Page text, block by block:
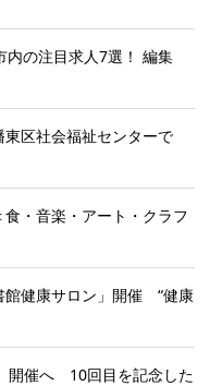
内の注目求人7選！ 編集
区社会福祉センターで
・音楽・アート・クラフ
館健康サロン」開催 “健康
開催へ 10回目を記念した